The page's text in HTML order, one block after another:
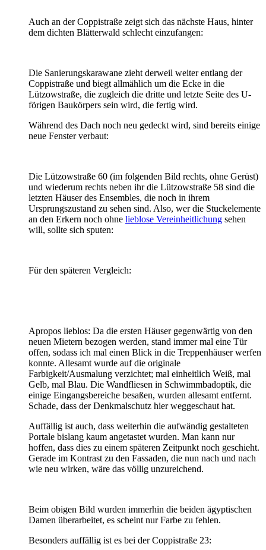
Auch an der Coppistraße zeigt sich das nächste Haus, hinter
dem dichten Blätterwald schlecht einzufangen:
Die Sanierungskarawane zieht derweil weiter entlang der
Coppistraße und biegt allmählich um die Ecke in die
Lützowstraße, die zugleich die dritte und letzte Seite des U-
förigen Baukörpers sein wird, die fertig wird.
Während des Dach noch neu gedeckt wird, sind bereits einige
neue Fenster verbaut:
Die Lützowstraße 60 (im folgenden Bild rechts, ohne Gerüst)
und wiederum rechts neben ihr die Lützowstraße 58 sind die
letzten Häuser des Ensembles, die noch in ihrem
Ursprungszustand zu sehen sind. Also, wer die Stuckelemente
an den Erkern noch ohne lieblose Vereinheitlichung sehen
will, sollte sich sputen:
Für den späteren Vergleich:
Apropos lieblos: Da die ersten Häuser gegenwärtig von den
neuen Mietern bezogen werden, stand immer mal eine Tür
offen, sodass ich mal einen Blick in die Treppenhäuser werfen
konnte. Allesamt wurde auf die originale
Farbigkeit/Ausmalung verzichtet; mal einheitlich Weiß, mal
Gelb, mal Blau. Die Wandfliesen in Schwimmbadoptik, die
einige Eingangsbereiche besaßen, wurden allesamt entfernt.
Schade, dass der Denkmalschutz hier weggeschaut hat.
Auffällig ist auch, dass weiterhin die aufwändig gestalteten
Portale bislang kaum angetastet wurden. Man kann nur
hoffen, dass dies zu einem späteren Zeitpunkt noch geschieht.
Gerade im Kontrast zu den Fassaden, die nun nach und nach
wie neu wirken, wäre das völlig unzureichend.
Beim obigen Bild wurden immerhin die beiden ägyptischen
Damen überarbeitet, es scheint nur Farbe zu fehlen.
Besonders auffällig ist es bei der Coppistraße 23: